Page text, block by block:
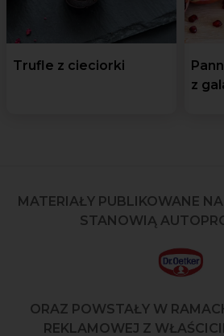
Trufle z cieciorki
z
MATERIAŁY PUBLIKOWANE
STANOWIĄ
ORAZ POWSTAŁY W
REKLAMOWEJ Z